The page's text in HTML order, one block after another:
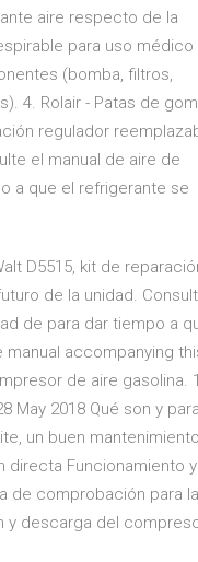
aire respecto de la
para uso médico
(bomba, filtros,
4. Rolair - Patas de
regulador
el manual de aire de
a que el refrigerante se
D5515, kit de
de la unidad.
de para dar tiempo a
accompanying
de aire gasolina.
May 2018 Qué son y para
un buen mantenimiento
directa Funcionamiento y
de comprobación para la
y descarga del